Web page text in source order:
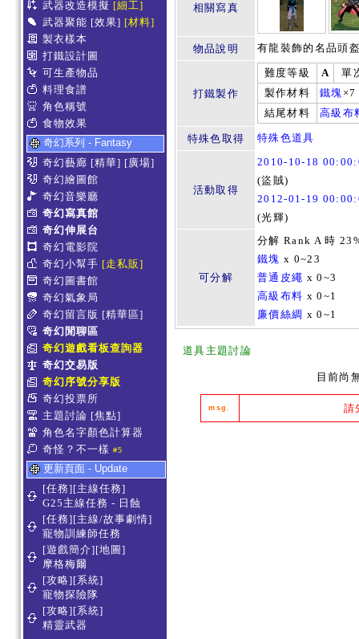
武器改造模擬 [細工]
武器聚能 [效果] [材料]
製衣樣本
打鐵設計圖
可生產物品
料理食譜
角色稱號
食物效果
奇幻系列 - Fantasy
奇幻藝廊 [精華] [廣場]
奇幻繪圖館
奇幻音樂廳
奇幻寫真館
奇幻伸展台
奇幻電影院
奇幻小幫手 [走私販]
奇幻圖書館
奇幻氣象局
奇幻留言版 [精華區]
奇幻閒聊區
奇幻遊戲看板查詢器
奇幻交易版
奇幻序號分享版
奇幻投票所
主題討論 [焦點]
角色名字顏色計算器
奇怪？不一樣 #5
更新頁面 - Update
[任務][主線任務]
G25主線任務 - 日蝕
[任務][主線/故事劇情]
寵物訓練師任務
[遊戲簡介][地圖]
摩格梅爾
[攻略][系統]
寵物探險隊
[攻略][系統]
精靈武器
相關寫真
物品說明 有龍裝飾的名品頭
打鐵製作
難度等級 A
單
製作材料
鐵塊 ×7
結尾材料
高級布
特殊色取得 特殊色道具
活動取得
2010-10-18
(盜賊)
2012-01-19
(光輝)
可分解
分解 Rank A 時
鐵塊 x 0~23
普通皮繩 x 0~3
高級布料 x 0~1
廉價絲綢 x 0~1
道具主題討論
目前尚
msg. 請